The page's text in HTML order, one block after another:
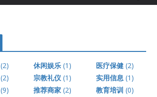
(2) 休闲娱乐 (1) 医疗保健 (2)
(2) 宗教礼仪 (1) 实用信息 (1)
(9) 推荐商家 (2) 教育培训 (0)